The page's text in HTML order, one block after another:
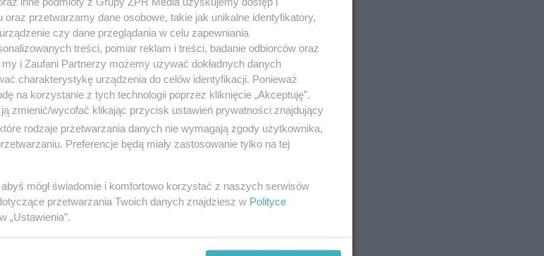
perła architektury
bieszczadzkich lasach –
hedonizmu i pogoni za
napisali pracownicy
przetwarzamy dane osobowe, takie jak unikalne identyfikatory,
czy dane przeglądania w celu zapewniania
treści, pomiar reklam i treści, badanie odbiorców oraz
i Zaufani Partnerzy możemy używać dokładnych danych
charakterystykę urządzenia do celów identyfikacji. Ponieważ
na korzystanie z tych technologii poprzez kliknięcie „Akceptuję”.
zmienić/wycofać klikając przycisk ustawień prywatności znajdujący
rodzaje przetwarzania danych nie wymagają zgody użytkownika,
Preferencje będą miały zastosowanie tylko na tej
mógł świadomie i komfortowo korzystać z naszych serwisów
przetwarzania Twoich danych znajdziesz w Polityce
„Ustawienia”.